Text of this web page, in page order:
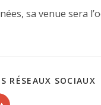
sa venue sera
RÉSEAUX SOCIAUX